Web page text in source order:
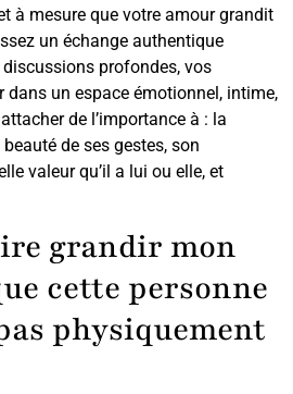
à mesure que votre amour grandit
un échange authentique
profondes, vos
dans un espace émotionnel, intime,
de l’importance à : la
de ses gestes, son
valeur qu’il a lui ou elle, et
grandir mon
cette personne
physiquement